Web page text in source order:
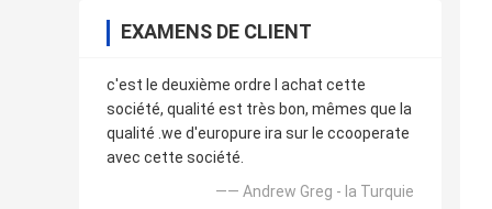
EXAMENS DE CLIENT
c'est le deuxième ordre l achat cette
société, qualité est très bon, mêmes que la
qualité .we d'europure ira sur le ccooperate
avec cette société.
—— Andrew Greg - la Turquie